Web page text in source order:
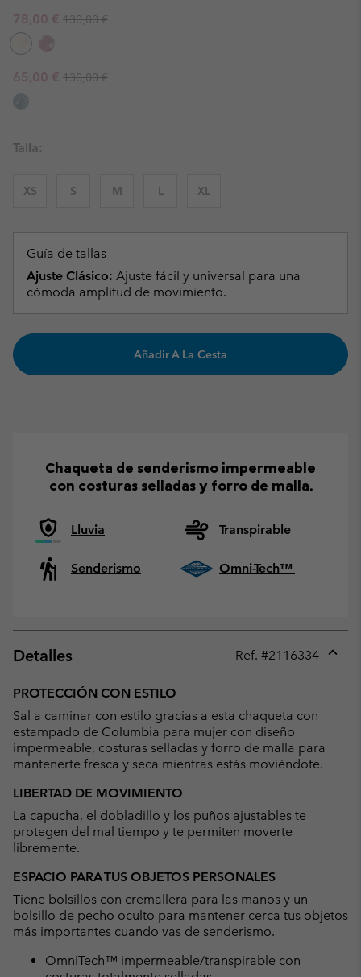
Sale price:
78,00 € Regular price:
130,00 €
Sale price:
65,00 € Regular price:
130,00 €
Talla:
XS S M L XL
Guía de tallas
Ajuste Clásico: Ajuste fácil y universal para una
cómoda amplitud de movimiento.
Añadir A La Cesta
Chaqueta de senderismo impermeable
con costuras selladas y forro de malla.
Lluvia Transpirable
Senderismo Omni-Tech™
Detalles Ref. #2116334
PROTECCIÓN CON ESTILO
Sal a caminar con estilo gracias a esta chaqueta con
estampado de Columbia para mujer con diseño
impermeable, costuras selladas y forro de malla para
mantenerte fresca y seca mientras estás moviéndote.
LIBERTAD DE MOVIMIENTO
La capucha, el dobladillo y los puños ajustables te
protegen del mal tiempo y te permiten moverte
libremente.
ESPACIO PARA TUS OBJETOS PERSONALES
Tiene bolsillos con cremallera para las manos y un
bolsillo de pecho oculto para mantener cerca tus objetos
más importantes cuando vas de senderismo.
OmniTech™ impermeable/transpirable con